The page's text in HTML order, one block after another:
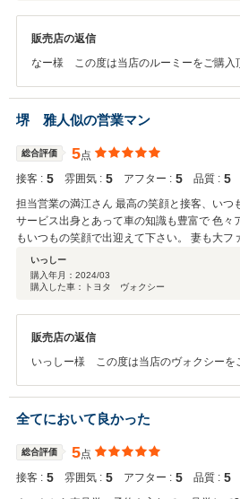
販売店の返信
なー様 この度は当店のルーミーをご購入
ます。 今後ご使用されてお困りごとござ
幸いです。 今後とも末永いお付き合いを
ーメイト曽根 満江
堺 雅人似の営業マン
総合評価 5点
接客 : 5 雰囲気 : 5 アフター : 5 品質 : 5
担当営業の満江さん 最高の笑顔と接客、いつ
サービス出身とあって車の知識も豊富で 色々
もいつもの笑顔で出迎えて下さい。 妻も大フ
いっしー
購入年月： 2024/03
購入した車：トヨタ ヴォクシー
販売店の返信
いっしー様 この度は当店のヴォクシーを
お困りごとございましたら、 ご連絡頂け
いお付き合いを宜しくお願い致します。
全てにおいて良かった
総合評価 5点
接客 : 5 雰囲気 : 5 アフター : 5 品質 : 5